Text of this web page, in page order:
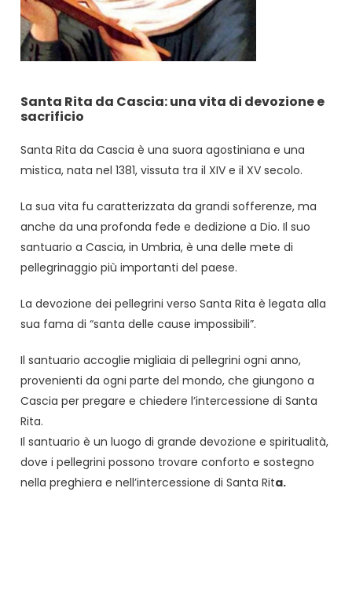
Santa Rita da Cascia: una vita di devozione e
sacrificio
Santa Rita da Cascia è una suora agostiniana e una
mistica, nata nel 1381, vissuta tra il XIV e il XV secolo.
La sua vita fu caratterizzata da grandi sofferenze, ma
anche da una profonda fede e dedizione a Dio. Il suo
santuario a Cascia, in Umbria, è una delle mete di
pellegrinaggio più importanti del paese.
La devozione dei pellegrini verso Santa Rita è legata alla
sua fama di “santa delle cause impossibili”.
Il santuario accoglie migliaia di pellegrini ogni anno,
provenienti da ogni parte del mondo, che giungono a
Cascia per pregare e chiedere l’intercessione di Santa
Rita.
Il santuario è un luogo di grande devozione e spiritualità,
dove i pellegrini possono trovare conforto e sostegno
nella preghiera e nell’intercessione di Santa Rita.